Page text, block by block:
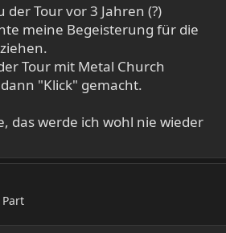
Tour vor 3 Jahren (?)
meine Begeisterung für die
Tour mit Metal Church
"Klick" gemacht.
das werde ich wohl nie wieder